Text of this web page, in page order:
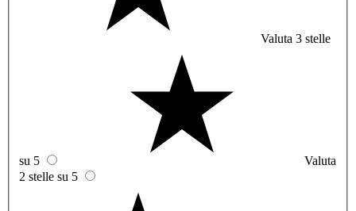
Valuta 3 stelle
su 5
Valuta
2 stelle su 5